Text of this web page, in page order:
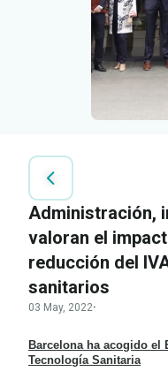
Administración,
valoran el
reducción del
sanitarios
03 May, 2022·
Barcelona ha acogido el
Tecnología Sanitaria